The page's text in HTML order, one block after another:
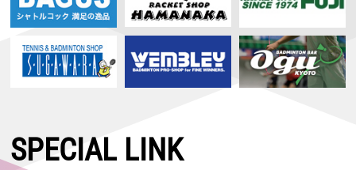
SPECIAL LINK